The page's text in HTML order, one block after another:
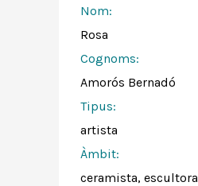
Nom:
Rosa
Cognoms:
Amorós Bernadó
Tipus:
artista
Àmbit:
ceramista, escultora